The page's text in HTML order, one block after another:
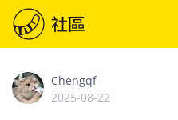
Chengqf
2025-08-22